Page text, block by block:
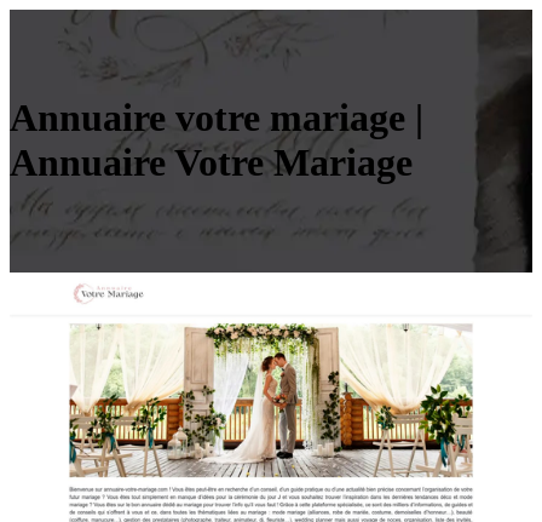
Annuaire votre mariage |
Annuaire Votre Mariage